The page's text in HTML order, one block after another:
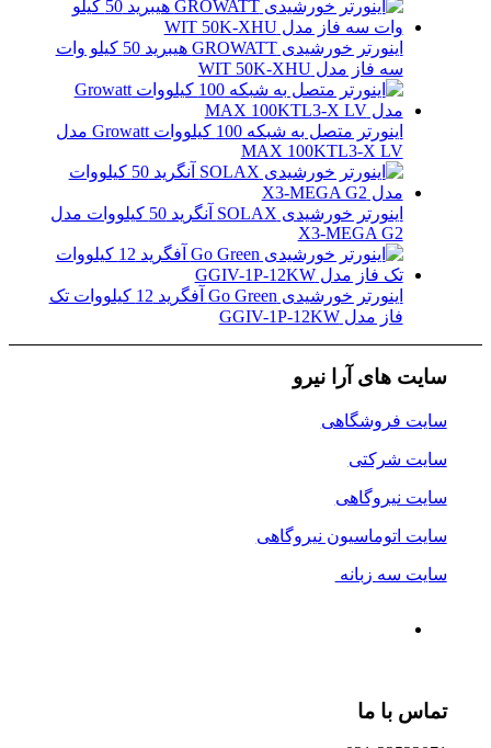
اینورتر خورشیدی GROWATT هیبرید 50 کیلو وات
سه فاز مدل WIT 50K-XHU
اینورتر متصل به شبکه 100 کیلووات Growatt مدل
MAX 100KTL3-X LV
اینورتر خورشیدی SOLAX آنگرید 50 کیلووات مدل
X3-MEGA G2
اینورتر خورشیدی Go Green آفگرید 12 کیلووات تک
فاز مدل GGIV-1P-12KW
سایت های آرا نیرو
سایت فروشگاهی
سایت شرکتی
سایت نیروگاهی
سایت اتوماسیون نیروگاهی
سایت سه زبانه
تماس با ما